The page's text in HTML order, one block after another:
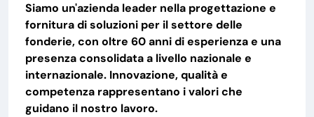
Siamo un'azienda leader nella progettazione e
fornitura di soluzioni per il settore delle
fonderie, con oltre 60 anni di esperienza e una
presenza consolidata a livello nazionale e
internazionale. Innovazione, qualità e
competenza rappresentano i valori che
guidano il nostro lavoro.